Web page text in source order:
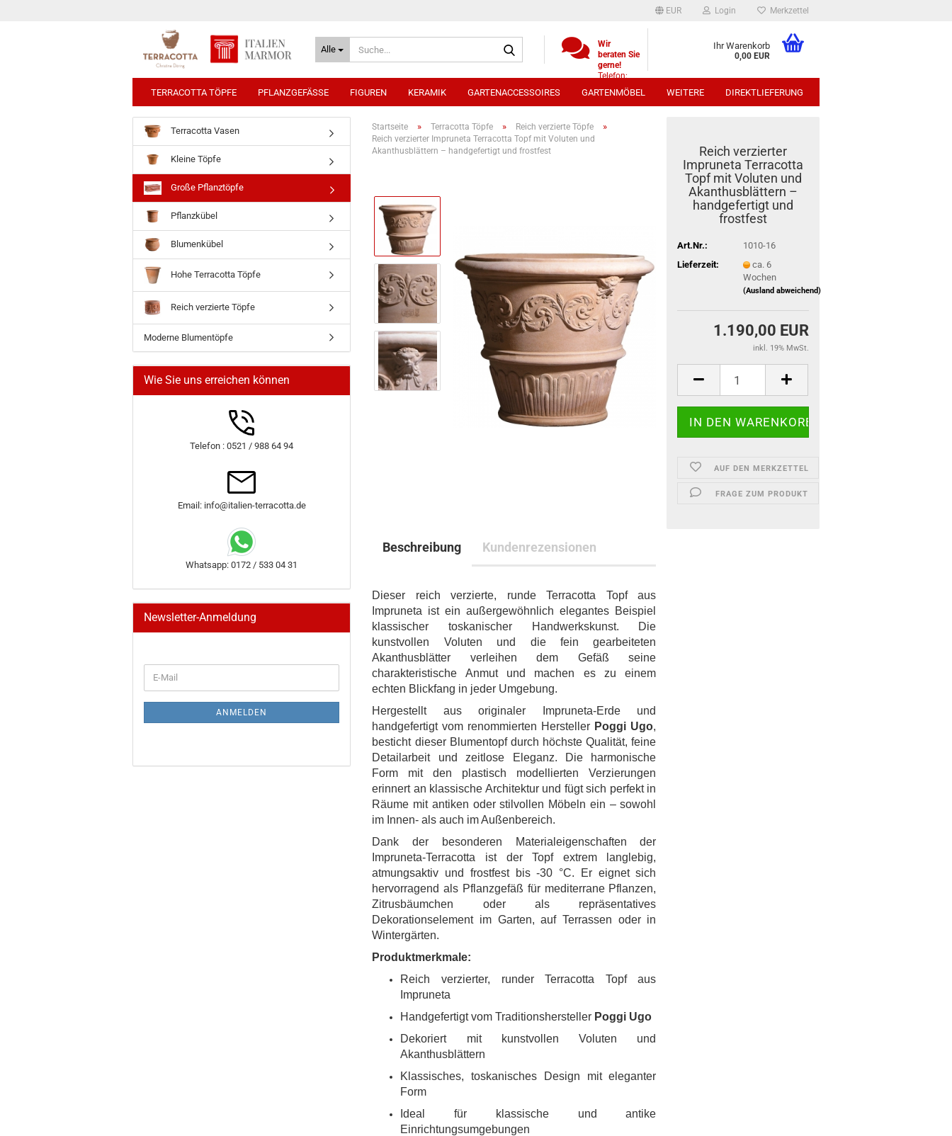
EUR Login Merkzettel
Alle
Wir
beraten Sie
gerne!
Telefon:
(0)521
9886494
0172 /
Ihr Warenkorb
0,00 EUR
TERRACOTTA TÖPFE PFLANZGEFÄSSE FIGUREN KERAMIK GARTENACCESSOIRES GARTENMÖBEL DIREKTLIEFERUNG
WEITERE
Startseite » Terracotta Töpfe » Reich verzierte Töpfe »
Reich verzierter Impruneta Terracotta Topf mit Voluten und
Akanthusblättern – handgefertigt und frostfest
Reich verzierter
Impruneta Terracotta
Topf mit Voluten und
Akanthusblättern –
handgefertigt und
frostfest
Art.Nr.:
1010-16
Lieferzeit:
ca. 6
Wochen
(Ausland abweichend)
1.190,00 EUR
inkl. 19% MwSt.
AUF DEN MERKZETTEL
FRAGE ZUM PRODUKT
Beschreibung Kundenrezensionen
Dieser reich verzierte, runde Terracotta Topf aus
Impruneta ist ein außergewöhnlich elegantes Beispiel
klassischer toskanischer Handwerkskunst. Die
kunstvollen Voluten und die fein gearbeiteten
Akanthusblätter verleihen dem Gefäß seine
charakteristische Anmut und machen es zu einem
echten Blickfang in jeder Umgebung.
Hergestellt aus originaler Impruneta-Erde und
handgefertigt vom renommierten Hersteller Poggi Ugo,
besticht dieser Blumentopf durch höchste Qualität, feine
Detailarbeit und zeitlose Eleganz. Die harmonische
Form mit den plastisch modellierten Verzierungen
erinnert an klassische Architektur und fügt sich perfekt in
Räume mit antiken oder stilvollen Möbeln ein – sowohl
im Innen- als auch im Außenbereich.
Dank der besonderen Materialeigenschaften der
Impruneta-Terracotta ist der Topf extrem langlebig,
atmungsaktiv und frostfest bis -30 °C. Er eignet sich
hervorragend als Pflanzgefäß für mediterrane Pflanzen,
Zitrusbäumchen oder als repräsentatives
Dekorationselement im Garten, auf Terrassen oder in
Wintergärten.
Produktmerkmale:
Reich verzierter, runder Terracotta Topf aus
Impruneta
Handgefertigt vom Traditionshersteller Poggi Ugo
Dekoriert mit kunstvollen Voluten und
Akanthusblättern
Klassisches, toskanisches Design mit eleganter
Form
Ideal für klassische und antike
Einrichtungsumgebungen
Terracotta Vasen
Kleine Töpfe
Große Pflanztöpfe
Pflanzkübel
Blumenkübel
Hohe Terracotta Töpfe
Reich verzierte Töpfe
Moderne Blumentöpfe
Wie Sie uns erreichen können
Telefon : 0521 / 988 64 94
Email: info@italien-terracotta.de
Whatsapp: 0172 / 533 04 31
Newsletter-Anmeldung
ZUR
NEWSLETTER-
E-
Mail
ANMELDEN